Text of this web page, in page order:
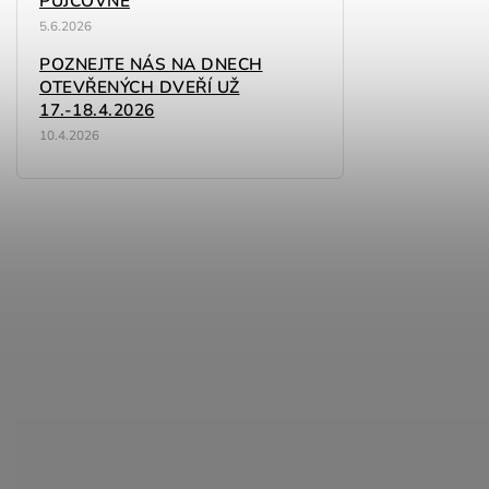
5.6.2026
POZNEJTE NÁS NA DNECH
OTEVŘENÝCH DVEŘÍ UŽ
17.-18.4.2026
10.4.2026